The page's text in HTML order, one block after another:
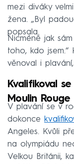
mezi diváky
žena. „Byl
popsala.
Nicméně jak
toho, kdo jsem.“
věnoval i
Kvalifikoval
Moulin Rouge
V plavání se v
dokonce
Angeles. Kvůli
na olympiádu
Velkou Británii,